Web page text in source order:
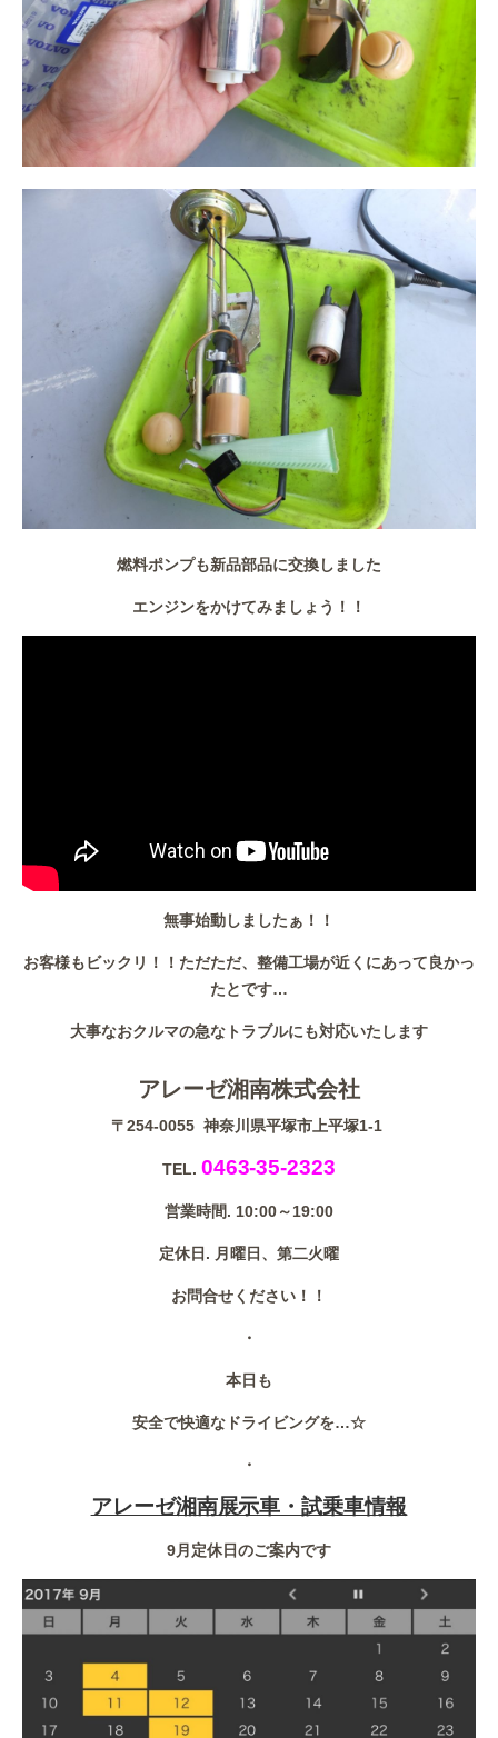
燃料ポンプも新品部品に交換しました
エンジンをかけてみましょう！！
無事始動しましたぁ！！
お客様もビックリ！！ただただ、整備工場が近くにあって良かっ
たとです…
大事なおクルマの急なトラブルにも対応いたします
アレーゼ湘南株式会社
〒254-0055 神奈川県平塚市上平塚1-1
TEL. 0463-35-2323
営業時間. 10:00～19:00
定休日. 月曜日、第二火曜
お問合せください！！
・
本日も
安全で快適なドライビングを…☆
・
アレーゼ湘南展示車・試乗車情報
9月定休日のご案内です